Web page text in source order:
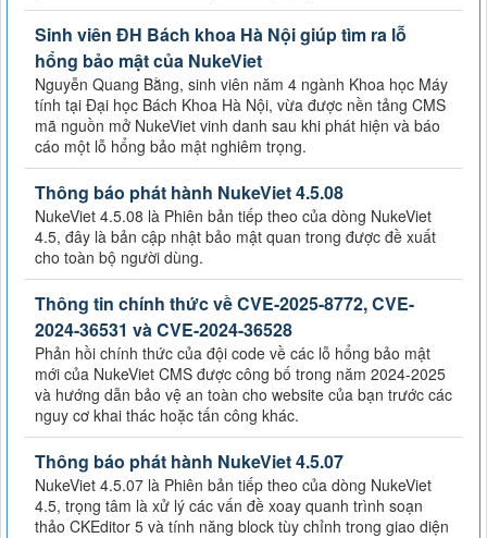
Sinh viên ĐH Bách khoa Hà Nội giúp tìm ra lỗ
hổng bảo mật của NukeViet
Nguyễn Quang Bằng, sinh viên năm 4 ngành Khoa học Máy
tính tại Đại học Bách Khoa Hà Nội, vừa được nền tảng CMS
mã nguồn mở NukeViet vinh danh sau khi phát hiện và báo
cáo một lỗ hổng bảo mật nghiêm trọng.
Thông báo phát hành NukeViet 4.5.08
NukeViet 4.5.08 là Phiên bản tiếp theo của dòng NukeViet
4.5, đây là bản cập nhật bảo mật quan trong được đề xuất
cho toàn bộ người dùng.
Thông tin chính thức về CVE-2025-8772, CVE-
2024-36531 và CVE-2024-36528
Phản hồi chính thức của đội code về các lỗ hổng bảo mật
mới của NukeViet CMS được công bố trong năm 2024-2025
và hướng dẫn bảo vệ an toàn cho website của bạn trước các
nguy cơ khai thác hoặc tấn công khác.
Thông báo phát hành NukeViet 4.5.07
NukeViet 4.5.07 là Phiên bản tiếp theo của dòng NukeViet
4.5, trọng tâm là xử lý các vấn đề xoay quanh trình soạn
thảo CKEditor 5 và tính năng block tùy chỉnh trong giao diện